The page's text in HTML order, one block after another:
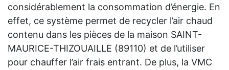
considérablement la consommation d’énergie. En
effet, ce système permet de recycler l’air chaud
contenu dans les pièces de la maison SAINT-
MAURICE-THIZOUAILLE (89110) et de l’utiliser
pour chauffer l’air frais entrant. De plus, la VMC